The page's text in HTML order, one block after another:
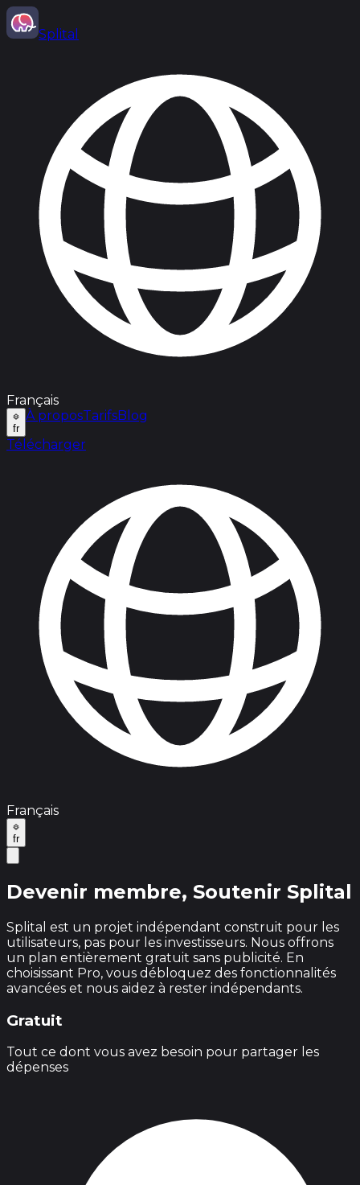
Splital
Français
fr
À proposTarifsBlog
Télécharger
Français
fr
Devenir membre, Soutenir Splital
Splital est un projet indépendant construit pour les
utilisateurs, pas pour les investisseurs. Nous offrons
un plan entièrement gratuit sans publicité. En
choisissant Pro, vous débloquez des fonctionnalités
avancées et nous aidez à rester indépendants.
Gratuit
Tout ce dont vous avez besoin pour partager les
dépenses